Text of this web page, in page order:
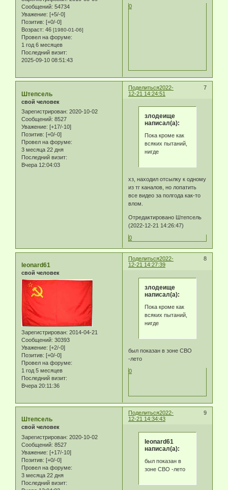
Сообщений: 54734
Уважение: [+5/-0]
Позитив: [+0/-0]
Возраст: 46 [1980-01-06]
Провел на форуме:
1 год 6 месяцев
Последний визит:
2025-09-10 08:51:43
0
Поделиться 7
2022-
12-21 14:24:51
Штепсель
свой человек
Зарегистрирован: 2020-10-02
Сообщений: 8527
Уважение: [+17/-10]
Позитив: [+0/-0]
Провел на форуме:
3 месяца 22 дня
Последний визит:
Вчера 12:04:03
злодеище
написал(а):
Пока кроме как
всяких пытаний,
нигде
хз, находил отсылку к одному
из тг каналов, но лопатить
все видео за полгода как-то
влом.
Отредактировано Штепсель
(2022-12-21 14:26:47)
0
Поделиться 8
2022-
12-21 14:27:39
leonard61
свой человек
Зарегистрирован: 2014-04-21
Сообщений: 30393
Уважение: [+2/-0]
Позитив: [+0/-0]
Провел на форуме:
1 год 5 месяцев
Последний визит:
Вчера 20:11:36
злодеище
написал(а):
Пока кроме как
всяких пытаний,
нигде
был показан в зоне СВО
-лето
0
Поделиться 9
2022-
12-21 14:34:43
Штепсель
свой человек
Зарегистрирован: 2020-10-02
Сообщений: 8527
Уважение: [+17/-10]
Позитив: [+0/-0]
Провел на форуме:
3 месяца 22 дня
Последний визит:
leonard61
написал(а):
был показан в
зоне СВО -лето